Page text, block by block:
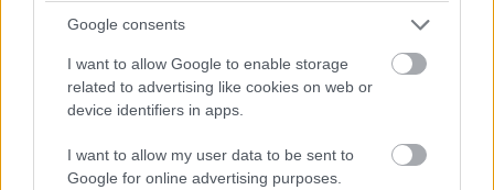
Google consents
I want to allow Google to enable storage
related to advertising like cookies on web or
device identifiers in apps.
I want to allow my user data to be sent to
Google for online advertising purposes.
jatkuvan tuen avulla
vähenee
Myynti saa mallin uusien asiakkaiden
digitalisointiin
Asiakkaat on siirretty sähköiseen
taloushallintoon ja heillä on tuki käyttöön
Toimintamallit ovat yhtenäiset ja
skaalautuvat myös kasvuun